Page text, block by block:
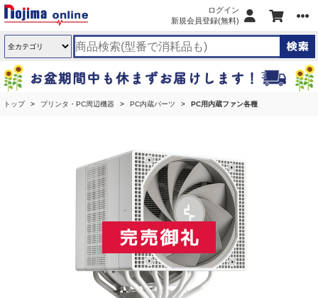
ログイン
新規会員登録(無料)
トップ プリンタ・PC周辺機器 PC内蔵パーツ PC用内蔵ファン各種